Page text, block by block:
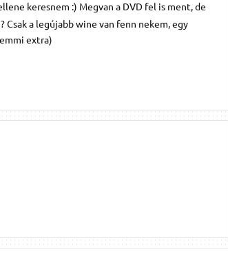
keresnem :) Megvan a DVD fel is ment, de
Csak a legújabb wine van fenn nekem, egy
extra)